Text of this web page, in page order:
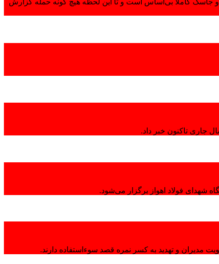
و جاسک کاملاً بی‌اساس است و تا این لحظه هیچ گونه حمله گزارش
جاری تاکنون خبر داد.
شهدای فولاد اهواز برگزار می‌شود.
مدیران و تهدید به کسر نمره قصد سوءاستفاده دارند.